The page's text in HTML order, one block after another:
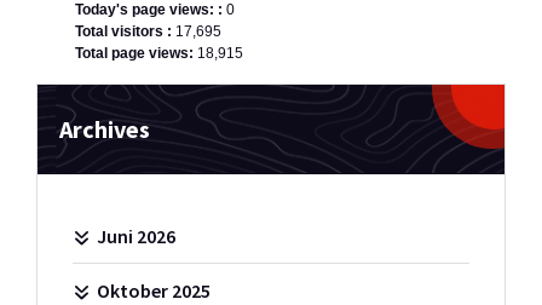
Today's page views: : 0
Total visitors : 17,695
Total page views: 18,915
Archives
Juni 2026
Oktober 2025